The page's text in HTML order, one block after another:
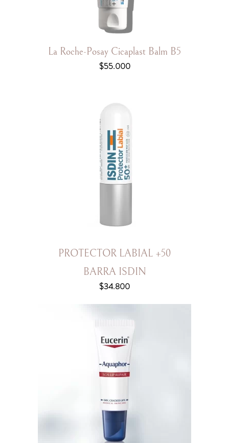
La Roche-Posay Cicaplast Balm B5
$55.000
PROTECTOR LABIAL +50
BARRA ISDIN
$34.800